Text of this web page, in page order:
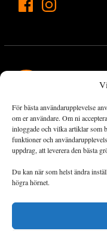
För bästa användarupplevelse
om er användare. Om ni
inloggade och vilka artiklar som
funktioner och
uppdrag, att leverera den bästa
Du kan när som helst ändra
högra hörnet.
Landets Fria Tidning är
det viktigaste som
omställningsrörelsen.
både via starka och lika
ekonomiska och sociala
utvecklas och frodas.